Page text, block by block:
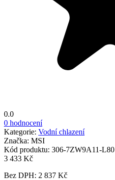
0.0
0 hodnocení
Kategorie: Vodní chlazení
Značka: MSI
Kód produktu: 306-7ZW9A11-L80
3 433 Kč
Bez DPH: 2 837 Kč